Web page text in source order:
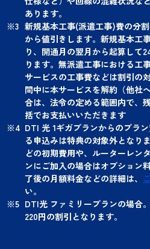
あります。
新規基本工事(派遣工事)費の分
から値引きします。新規基本工
り、開通月の翌月から起算して
ります。無派遣工事における工
サービスの工事費などは割引の
間中に本サービスを解約（他社
合は、法令の定める範囲内で、
括でお支払いいただきます
DTI 光 1ギガプランからのプラ
る申込みは特典の対象外となり
どの初期費用や、ルーターレン
ンにご加入の場合はオプション
了後の月額料金などの詳細は、
い。
DTI光 ファミリープランの場合
220円の割引となります。